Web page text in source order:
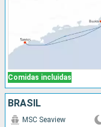
Comidas incluidas
BRASIL
MSC Seaview